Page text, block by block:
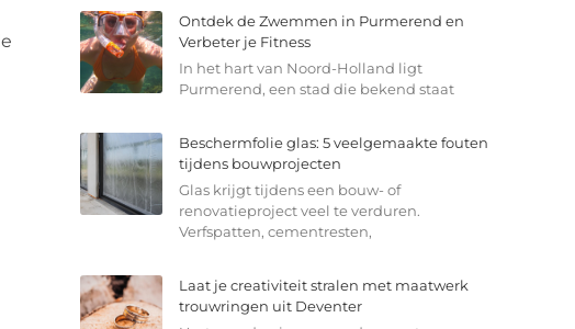
Ontdek de Zwemmen in Purmerend en
Verbeter je Fitness
In het hart van Noord-Holland ligt
Purmerend, een stad die bekend staat
Beschermfolie glas: 5 veelgemaakte fouten
tijdens bouwprojecten
Glas krijgt tijdens een bouw- of
renovatieproject veel te verduren.
Verfspatten, cementresten,
Laat je creativiteit stralen met maatwerk
trouwringen uit Deventer